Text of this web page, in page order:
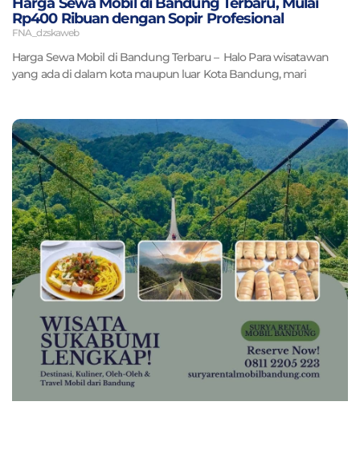
Rp400 Ribuan dengan Sopir Profesional
FNA_dzskaweb
Harga Sewa Mobil di Bandung Terbaru – Halo Para wisatawan
yang ada di dalam kota maupun luar Kota Bandung, mari